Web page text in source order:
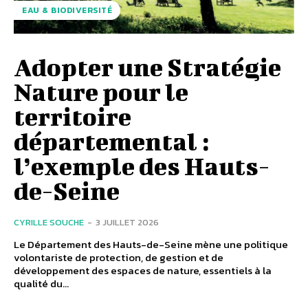
EAU & BIODIVERSITÉ
Adopter une Stratégie
Nature pour le
territoire
départemental :
l’exemple des Hauts-
de-Seine
CYRILLE SOUCHE - 3 JUILLET 2026
Le Département des Hauts-de-Seine mène une politique
volontariste de protection, de gestion et de
développement des espaces de nature, essentiels à la
qualité du...